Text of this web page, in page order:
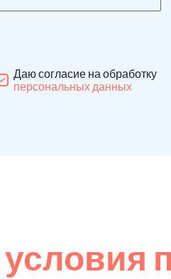
Даю согласие на обработку
персональных данных
условия